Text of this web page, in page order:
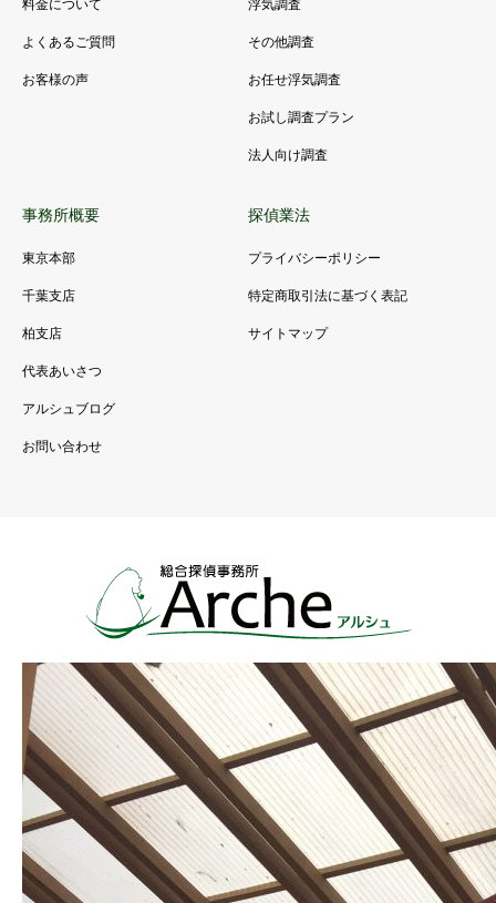
よくあるご質問
お客様の声
その他調査
お任せ浮気調査
お試し調査プラン
法人向け調査
事務所概要
東京本部
千葉支店
柏支店
代表あいさつ
アルシュブログ
お問い合わせ
探偵業法
プライバシーポリシー
特定商取引法に基づく表記
サイトマップ